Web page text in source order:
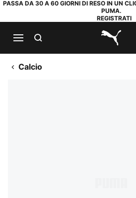
PASSA DA 30 A 60 GIORNI DI RESO IN UN
PUMA.
REGISTRATI
Calcio